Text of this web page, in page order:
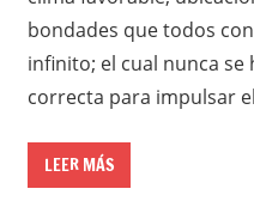
bondades que todos
infinito; el cual nunca
correcta para impulsar
LEER MÁS